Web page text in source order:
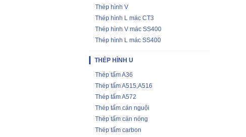
Thép hình V
Thép hình L mác CT3
Thép hình V mác SS400
Thép hình L mác SS400
THÉP HÌNH U
Thép tấm A36
Thép tấm A515,A516
Thép tấm A572
Thép tấm cán nguội
Thép tấm cán nóng
Thép tấm carbon